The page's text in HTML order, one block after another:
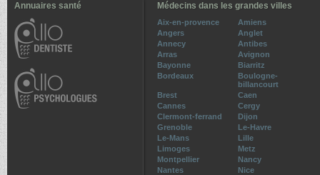
Annuaires santé Médecins dans les grandes villes
Aix-en-provence
Amiens
Angers
Anglet
Annecy
Antibes
Arras
Avignon
Bayonne
Biarritz
Bordeaux
Boulogne-
billancourt
Brest
Caen
Cannes
Cergy
Clermont-ferrand
Dijon
Grenoble
Le-Havre
Le-Mans
Lille
Limoges
Metz
Montpellier
Nancy
Nantes
Nice